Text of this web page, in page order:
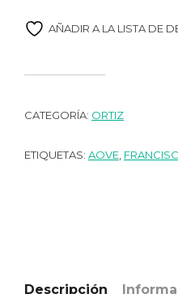
AÑADIR A LA LISTA DE
CATEGORÍA: ORTIZ
ETIQUETAS: AOVE
Descripción